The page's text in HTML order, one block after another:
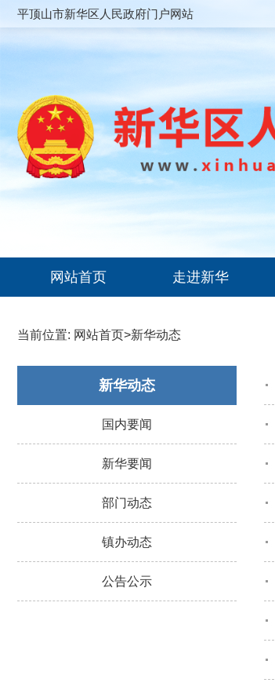
平顶山市新华区人民政府门户网站
网站首页 走进新华
当前位置: 网站首页>新华动态
新华动态
国内要闻
新华要闻
部门动态
镇办动态
公告公示